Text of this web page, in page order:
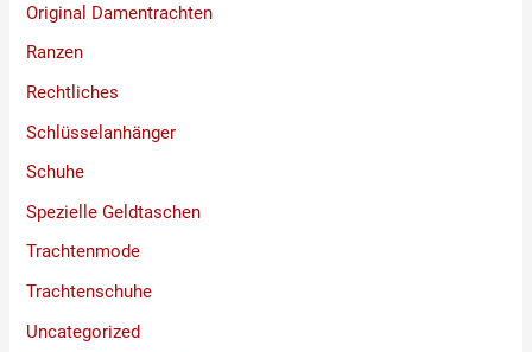
Original Damentrachten
Ranzen
Rechtliches
Schlüsselanhänger
Schuhe
Spezielle Geldtaschen
Trachtenmode
Trachtenschuhe
Uncategorized